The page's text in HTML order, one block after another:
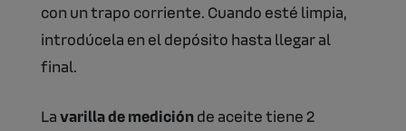
con un trapo corriente. Cuando esté limpia,
introdúcela en el depósito hasta llegar al
final.
Lavarilla de mediciónde aceite tiene 2